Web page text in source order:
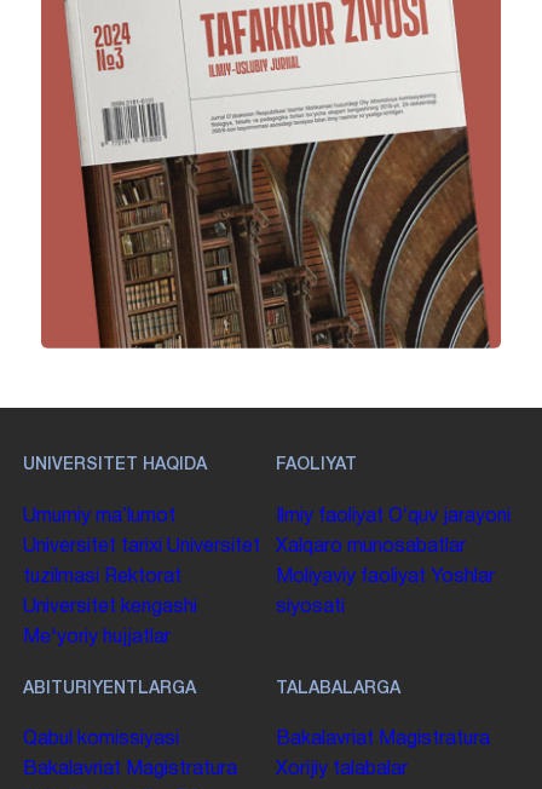
UNIVERSITET HAQIDA
Umumiy maʼlumot
Universitet tarixi Universitet
tuzilmasi Rektorat
Universitet kengashi
Me'yoriy hujjatlar
FAOLIYAT
Ilmiy faoliyat Oʻquv jarayoni
Xalqaro munosabatlar
Moliyaviy faoliyat Yoshlar
siyosati
ABITURIYENTLARGA
Qabul komissiyasi
Bakalavriat Magistratura
TALABALARGA
Bakalavriat Magistratura
Xorijiy talabalar